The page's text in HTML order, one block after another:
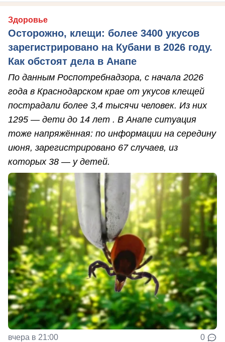
Здоровье
Осторожно, клещи: более 3400 укусов
зарегистрировано на Кубани в 2026 году.
Как обстоят дела в Анапе
По данным Роспотребнадзора, с начала 2026
года в Краснодарском крае от укусов клещей
пострадали более 3,4 тысячи человек. Из них
1295 — дети до 14 лет . В Анапе ситуация
тоже напряжённая: по информации на середину
июня, зарегистрировано 67 случаев, из
которых 38 — у детей.
вчера в 21:00 0